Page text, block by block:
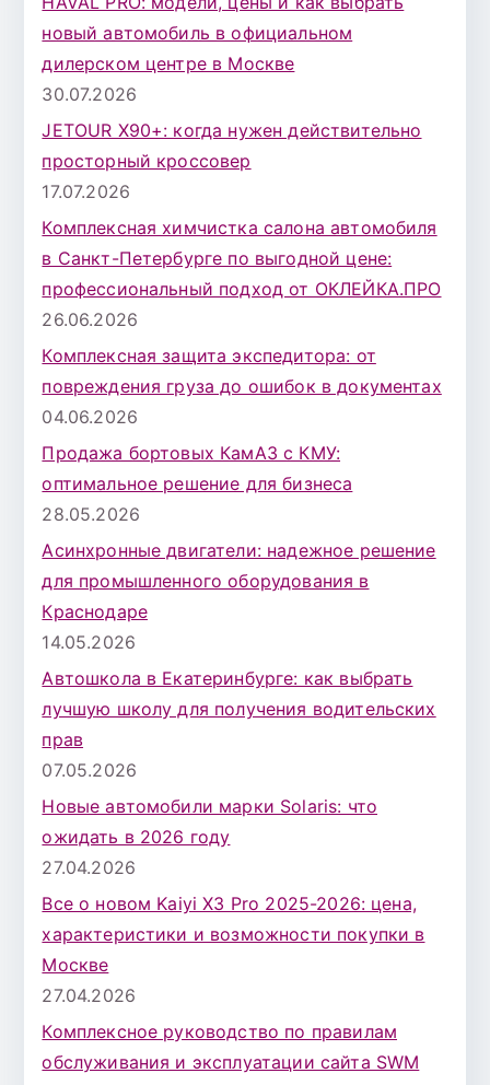
новый автомобиль в официальном
дилерском центре в Москве
30.07.2026
JETOUR X90+: когда нужен действительно
просторный кроссовер
17.07.2026
Комплексная химчистка салона автомобиля
в Санкт-Петербурге по выгодной цене:
профессиональный подход от ОКЛЕЙКА.ПРО
26.06.2026
Комплексная защита экспедитора: от
повреждения груза до ошибок в документах
04.06.2026
Продажа бортовых КамАЗ с КМУ:
оптимальное решение для бизнеса
28.05.2026
Асинхронные двигатели: надежное решение
для промышленного оборудования в
Краснодаре
14.05.2026
Автошкола в Екатеринбурге: как выбрать
лучшую школу для получения водительских
прав
07.05.2026
Новые автомобили марки Solaris: что
ожидать в 2026 году
27.04.2026
Все о новом Kaiyi X3 Pro 2025-2026: цена,
характеристики и возможности покупки в
Москве
27.04.2026
Комплексное руководство по правилам
обслуживания и эксплуатации сайта SWM